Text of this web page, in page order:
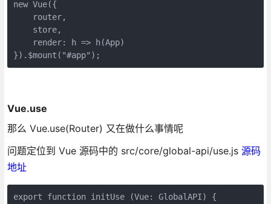
new Vue({
    router,
    store,
    render: h => h(App)
}).$mount("#app");
Vue.use
那么 Vue.use(Router) 又在做什么事情呢
问题定位到 Vue 源码中的 src/core/global-api/use.js 源码
地址
export function initUse (Vue: GlobalAPI) {